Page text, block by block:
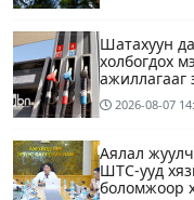
Шатахуун
холбогдох
2026-08-07
Аялал
ШТС-ууд
боломжоор